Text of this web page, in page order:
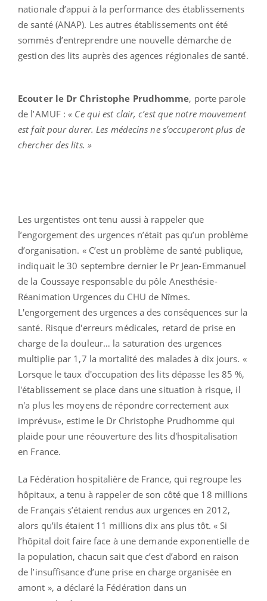
nationale d’appui à la performance des établissements
de santé (ANAP). Les autres établissements ont été
sommés d’entreprendre une nouvelle démarche de
gestion des lits auprès des agences régionales de santé.
Ecouter le Dr Christophe Prudhomme, porte parole
de l’AMUF :« Ce qui est clair, c’est que notre mouvement
est fait pour durer. Les médecins ne s’occuperont plus de
chercher des lits. »
Les urgentistes ont tenu aussi à rappeler que
l’engorgement des urgences n’était pas qu’un problème
d’organisation. « C’est un problème de santé publique,
indiquait le 30 septembre dernier le Pr Jean-Emmanuel
de la Coussaye responsable du pôle Anesthésie-
Réanimation Urgences du CHU de Nîmes.
L'engorgement des urgences a des conséquences sur la
santé. Risque d'erreurs médicales, retard de prise en
charge de la douleur… la saturation des urgences
multiplie par 1,7 la mortalité des malades à dix jours. «
Lorsque le taux d'occupation des lits dépasse les 85 %,
l'établissement se place dans une situation à risque, il
n'a plus les moyens de répondre correctement aux
imprévus», estime le Dr Christophe Prudhomme qui
plaide pour une réouverture des lits d'hospitalisation
en France.
La Fédération hospitalière de France, qui regroupe les
hôpitaux, a tenu à rappeler de son côté que 18 millions
de Français s’étaient rendus aux urgences en 2012,
alors qu’ils étaient 11 millions dix ans plus tôt. « Si
l’hôpital doit faire face à une demande exponentielle de
la population, chacun sait que c’est d’abord en raison
de l’insuffisance d’une prise en charge organisée en
amont », a déclaré la Fédération dans un